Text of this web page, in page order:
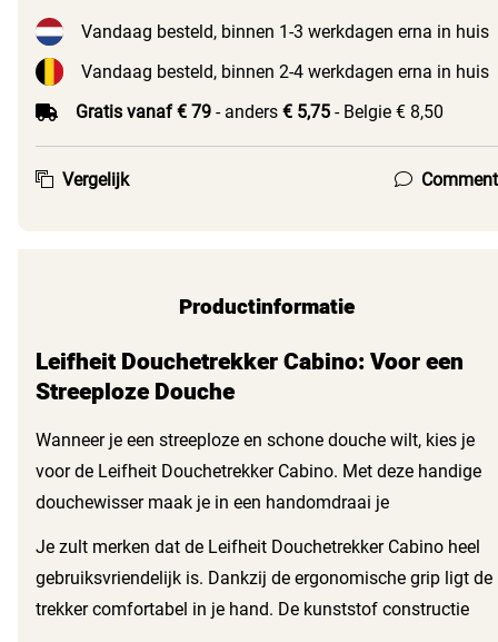
Vandaag besteld, binnen 1-3 werkdagen erna in huis
Vandaag besteld, binnen 2-4 werkdagen erna in huis
Gratis vanaf € 79 - anders € 5,75 - Belgie € 8,50
Vergelijk Comment
Productinformatie
Leifheit Douchetrekker Cabino: Voor een
Streeploze Douche
Wanneer je een streeploze en schone douche wilt, kies je
voor de Leifheit Douchetrekker Cabino. Met deze handige
douchewisser maak je in een handomdraai je
Je zult merken dat de Leifheit Douchetrekker Cabino heel
gebruiksvriendelijk is. Dankzij de ergonomische grip ligt de
trekker comfortabel in je hand. De kunststof constructie